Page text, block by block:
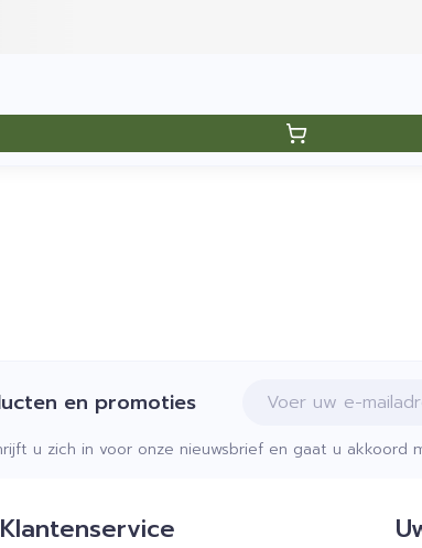
en promoties E-mail adres
u zich in voor onze nieuwsbrief en gaat u akkoord
Klantenservice